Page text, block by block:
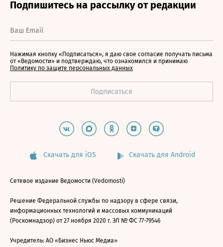
Нажимая кнопку «Подписаться», я даю свое согласие получать письма
от «Ведомости» и подтверждаю, что ознакомился и принимаю
Политику по защите персональных данных
Скачать для iOS Скачать для Android
Сетевое издание Ведомости (Vedomosti)
Решение Федеральной службы по надзору в сфере связи,
информационных технологий и массовых коммуникаций
(Роскомнадзор) от 27 ноября 2020 г. ЭЛ № ФС 77-79546
Учредитель: АО «Бизнес Ньюс Медиа»